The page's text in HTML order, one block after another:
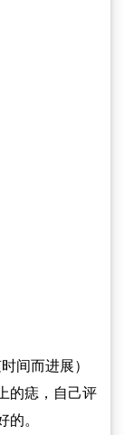
间而进展）
的痣，自己评
。